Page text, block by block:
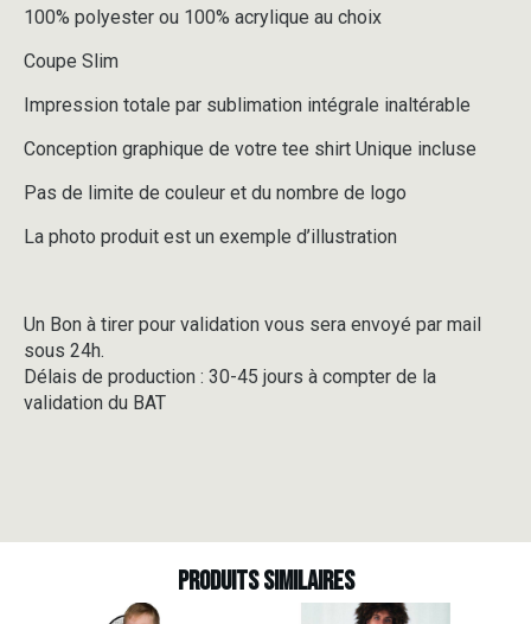
100% polyester ou 100% acrylique au choix
Coupe Slim
Impression totale par sublimation intégrale inaltérable
Conception graphique de votre tee shirt Unique incluse
Pas de limite de couleur et du nombre de logo
La photo produit est un exemple d’illustration
Un Bon à tirer pour validation vous sera envoyé par mail
sous 24h.
Délais de production : 30-45 jours à compter de la
validation du BAT
Produits similaires